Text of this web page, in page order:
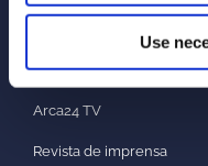
Use
Novas funcionalidades
Arca24 TV
Revista de imprensa